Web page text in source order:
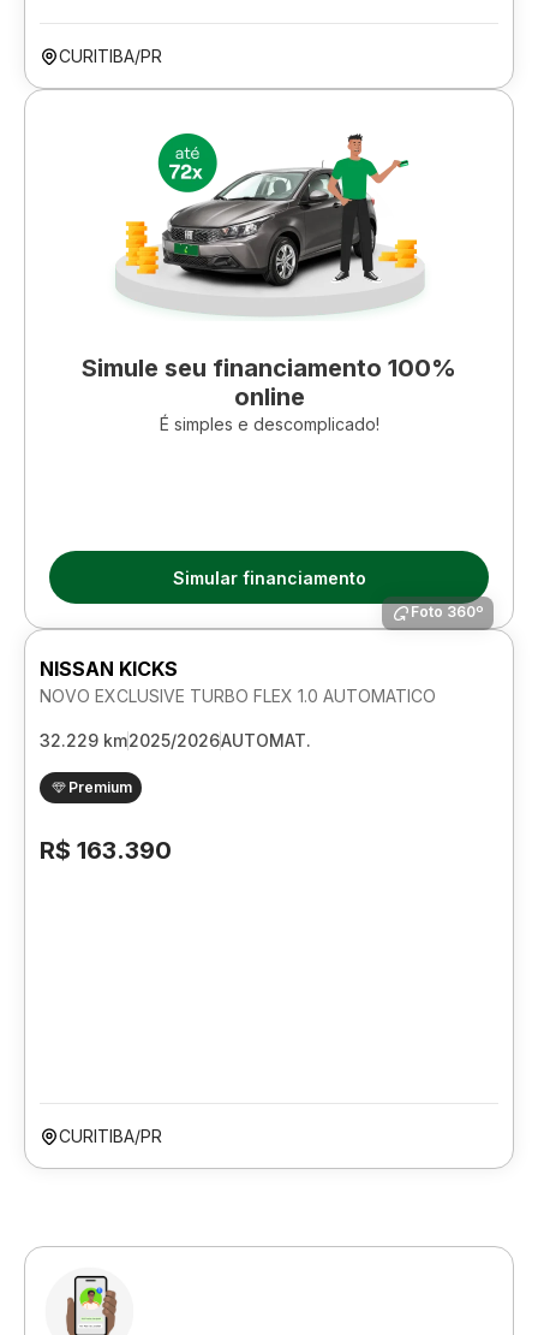
CURITIBA/PR
Simule seu financiamento 100%
online
É simples e descomplicado!
Simular financiamento
Foto 360º
NISSAN KICKS
NOVO EXCLUSIVE TURBO FLEX 1.0 AUTOMATICO
32.229 km2025/2026AUTOMAT.
Premium
R$ 163.390
CURITIBA/PR